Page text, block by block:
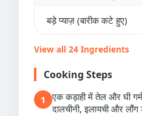
बड़े प्याज़ (बारीक कटे हुए)
View all 24 Ingredients
Cooking Steps
1
एक कड़ाही में तेल और घी
दालचीनी, इलायची और